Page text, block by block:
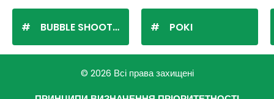
BUBBLE SHOOTER POKI
© 2026 Всі права захищені